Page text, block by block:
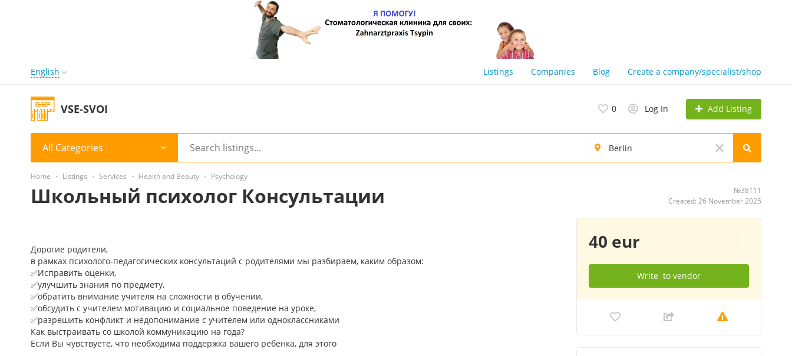
English Listings Companies Blog Create a company/specialist/shop
VSE-SVOI 0 Log In Add Listing
All Categories
Home Listings Services Health and Beauty Psychology
Школьный психолог Консультации
№38111
Created: 26 November 2025
Дорогие родители,
в рамках психолого-педагогических консультаций с родителями мы разбираем, каким образом:
✅Исправить оценки,
✅улучшить знания по предмету,
✅обратить внимание учителя на сложности в обучении,
✅обсудить с учителем мотивацию и социальное поведение на уроке,
✅разрешить конфликт и недопонимание с учителем или одноклассниками
Как выстраивать со школой коммуникацию на года?
Если Вы чувствуете, что необходима поддержка вашего ребенка, для этого
40 eur
Write to vendor